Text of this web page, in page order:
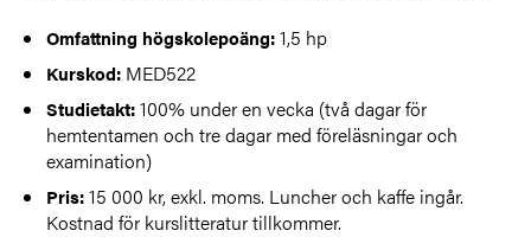
Omfattning högskolepoäng:1,5 hp
Kurskod: MED522
Studietakt:100% under en vecka (två dagar för
hemtentamen och tre dagar med föreläsningar och
examination)
Pris:15 000 kr, exkl. moms. Luncher och kaffe ingår.
Kostnad för kurslitteratur tillkommer.